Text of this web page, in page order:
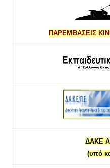
ΠΑΡΕΜΒΑΣΕΙΣ
ΔΑΚΕ
(υπό